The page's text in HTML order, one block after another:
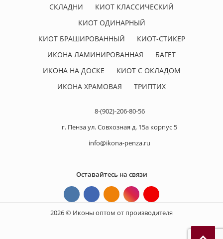
СКЛАДНИ
КИОТ КЛАССИЧЕСКИЙ
КИОТ ОДИНАРНЫЙ
КИОТ БРАШИРОВАННЫЙ
КИОТ-СТИКЕР
ИКОНА ЛАМИНИРОВАННАЯ
БАГЕТ
ИКОНА НА ДОСКЕ
КИОТ С ОКЛАДОМ
ИКОНА ХРАМОВАЯ
ТРИПТИХ
8-(902)-206-80-56
г. Пенза ул. Совхозная д. 15а корпус 5
info@ikona-penza.ru
Оставайтесь на связи
2026 © Иконы оптом от производителя